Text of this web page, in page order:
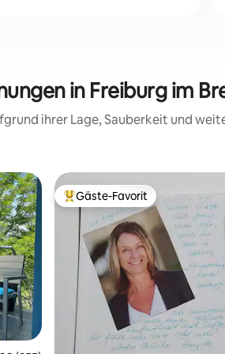
in Freiburg im
ihrer Lage, Sauberkeit und
Beliebter Gäste-Favorit.
Gäste-Favorit